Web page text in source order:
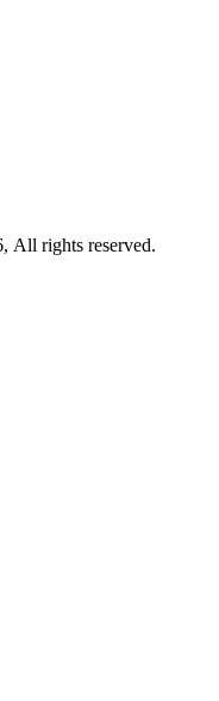
All rights reserved.